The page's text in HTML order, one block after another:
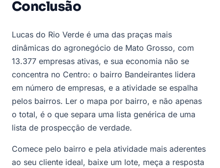
Conclusão
Lucas do Rio Verde é uma das praças mais
dinâmicas do agronegócio de Mato Grosso, com
13.377 empresas ativas, e sua economia não se
concentra no Centro: o bairro Bandeirantes lidera
em número de empresas, e a atividade se espalha
pelos bairros. Ler o mapa por bairro, e não apenas
o total, é o que separa uma lista genérica de uma
lista de prospecção de verdade.
Comece pelo bairro e pela atividade mais aderentes
ao seu cliente ideal, baixe um lote, meça a resposta